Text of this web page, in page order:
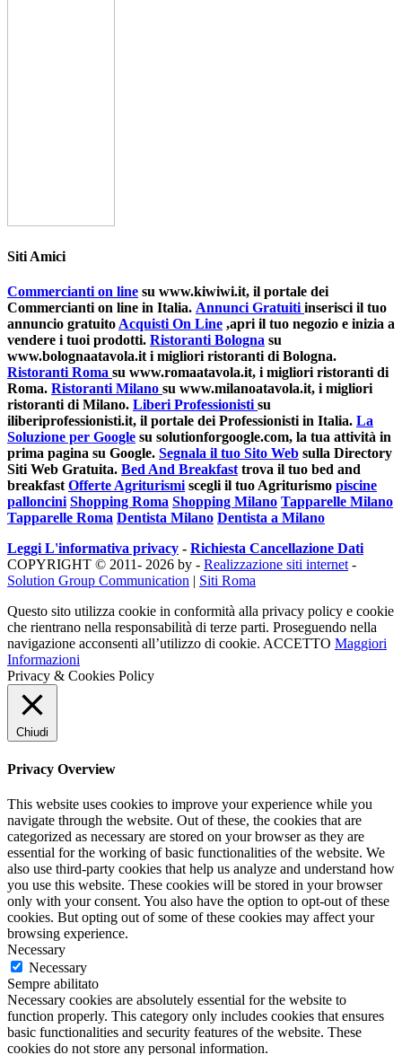
Siti Amici
Commercianti on line su www.kiwiwi.it, il portale dei
Commercianti on line in Italia. Annunci Gratuitiinserisci il tuo
annuncio gratuitoAcquisti On Line ,apri il tuo negozio e inizia a
vendere i tuoi prodotti. Ristoranti Bologna su
www.bolognaatavola.it i migliori ristoranti di Bologna.
Ristoranti Roma su www.romaatavola.it, i migliori ristoranti di
Roma. Ristoranti Milano su www.milanoatavola.it, i migliori
ristoranti di Milano. Liberi Professionistisu
iliberiprofessionisti.it, il portale dei Professionisti in Italia. La
Soluzione per Google su solutionforgoogle.com, la tua attività in
prima pagina su Google. Segnala il tuo Sito Web sulla Directory
Siti Web Gratuita. Bed And Breakfasttrova il tuo bed and
breakfastOfferte Agriturismiscegli il tuo Agriturismo piscine
palloncini Shopping Roma Shopping Milano Tapparelle Milano
Tapparelle Roma Dentista Milano Dentista a Milano
Leggi L'informativa privacy - Richiesta Cancellazione Dati
COPYRIGHT © 2011- 2026 by - Realizzazione siti internet-
Solution Group Communication | Siti Roma
Questo sito utilizza cookie in conformità alla privacy policy e cookie
che rientrano nella responsabilità di terze parti. Proseguendo nella
navigazione acconsenti all’utilizzo di cookie. ACCETTO Maggiori
Informazioni
Privacy & Cookies Policy
Chiudi
Privacy Overview
This website uses cookies to improve your experience while you
navigate through the website. Out of these, the cookies that are
categorized as necessary are stored on your browser as they are
essential for the working of basic functionalities of the website. We
also use third-party cookies that help us analyze and understand how
you use this website. These cookies will be stored in your browser
only with your consent. You also have the option to opt-out of these
cookies. But opting out of some of these cookies may affect your
browsing experience.
Necessary
Necessary
Sempre abilitato
Necessary cookies are absolutely essential for the website to
function properly. This category only includes cookies that ensures
basic functionalities and security features of the website. These
cookies do not store any personal information.